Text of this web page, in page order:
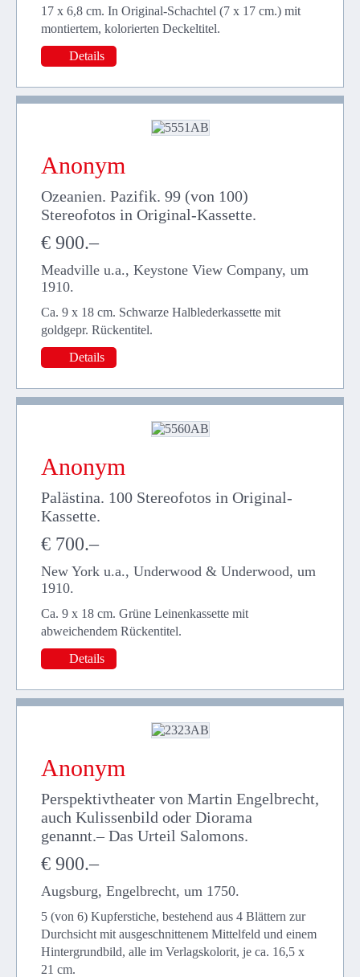
17 x 6,8 cm. In Original-Schachtel (7 x 17 cm.) mit
montiertem, kolorierten Deckeltitel.
Details
Anonym
Ozeanien. Pazifik. 99 (von 100)
Stereofotos in Original-Kassette.
€ 900.–
Meadville u.a., Keystone View Company, um
1910.
Ca. 9 x 18 cm. Schwarze Halblederkassette mit
goldgepr. Rückentitel.
Details
Anonym
Palästina. 100 Stereofotos in Original-
Kassette.
€ 700.–
New York u.a., Underwood & Underwood, um
1910.
Ca. 9 x 18 cm. Grüne Leinenkassette mit
abweichendem Rückentitel.
Details
Anonym
Perspektivtheater von Martin Engelbrecht,
auch Kulissenbild oder Diorama
genannt.– Das Urteil Salomons.
€ 900.–
Augsburg, Engelbrecht, um 1750.
5 (von 6) Kupferstiche, bestehend aus 4 Blättern zur
Durchsicht mit ausgeschnittenem Mittelfeld und einem
Hintergrundbild, alle im Verlagskolorit, je ca. 16,5 x
21 cm.